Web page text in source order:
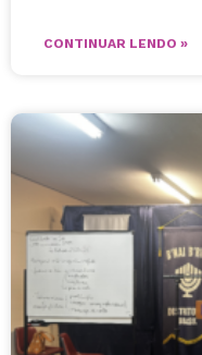
CONTINUAR LENDO »